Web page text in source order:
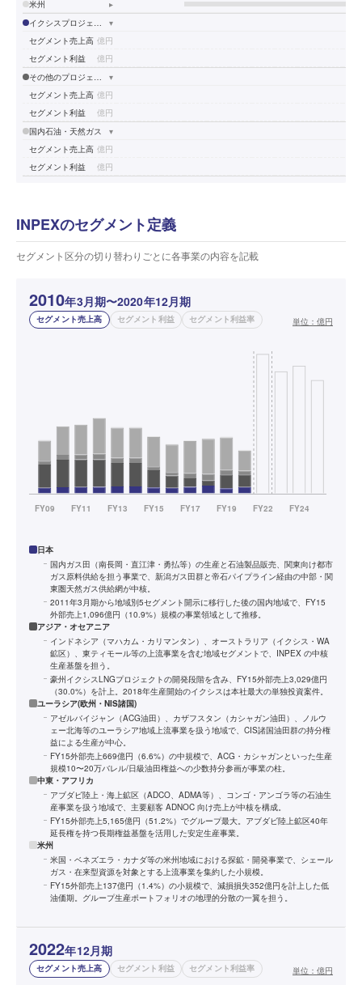
米州
▸
▾
セグメント売上高 億円
セグメント利益
億円
▾
セグメント売上高 億円
セグメント利益
億円
国内石油・天然ガス
▾
セグメント売上高 億円
セグメント利益
億円
INPEXのセグメント定義
セグメント区分の切り替わりごとに各事業の内容を記載
2010年3月期〜2020年12月期
セグメント売上高 セグメント利益 セグメント利益率 単位： 億円
日本
国内ガス田（南長岡・直江津・勇払等）の生産と石油製品販売、関東向け都市
ガス原料供給を担う事業で、新潟ガス田群と帝石パイプライン経由の中部・関
東圏天然ガス供給網が中核。
2011年3月期から地域別5セグメント開示に移行した後の国内地域で、FY15
外部売上1,096億円（10.9%）規模の事業領域として推移。
アジア・オセアニア
インドネシア（マハカム・カリマンタン）、オーストラリア（イクシス・WA
鉱区）、東ティモール等の上流事業を含む地域セグメントで、INPEX の中核
生産基盤を担う。
豪州イクシスLNGプロジェクトの開発段階を含み、FY15外部売上3,029億円
（30.0%）を計上。2018年生産開始のイクシスは本社最大の単独投資案件。
ユーラシア(欧州・NIS諸国)
アゼルバイジャン（ACG油田）、カザフスタン（カシャガン油田）、ノルウ
ェー北海等のユーラシア地域上流事業を扱う地域で、CIS諸国油田群の持分権
益による生産が中心。
FY15外部売上669億円（6.6%）の中規模で、ACG・カシャガンといった生産
規模10〜20万バレル/日級油田権益への少数持分参画が事業の柱。
中東・アフリカ
アブダビ陸上・海上鉱区（ADCO、ADMA等）、コンゴ・アンゴラ等の石油生
産事業を扱う地域で、主要顧客 ADNOC 向け売上が中核を構成。
FY15外部売上5,165億円（51.2%）でグループ最大。アブダビ陸上鉱区40年
延長権を持つ長期権益基盤を活用した安定生産事業。
米州
米国・ベネズエラ・カナダ等の米州地域における探鉱・開発事業で、シェール
ガス・在来型資源を対象とする上流事業を集約した小規模。
FY15外部売上137億円（1.4%）の小規模で、減損損失352億円を計上した低
油価期。グループ生産ポートフォリオの地理的分散の一翼を担う。
2022年12月期
セグメント売上高 セグメント利益 セグメント利益率 単位： 億円